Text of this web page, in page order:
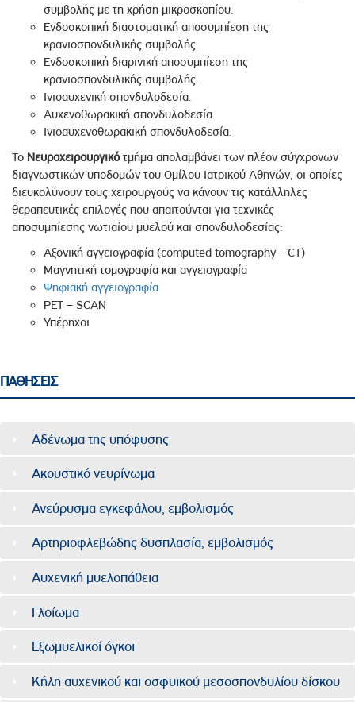
συμβολής με τη χρήση μικροσκοπίου.
Ενδοσκοπική διαστοματική αποσυμπίεση της
κρανιοσπονδυλικής συμβολής.
Ενδοσκοπική διαρινική αποσυμπίεση της
κρανιοσπονδυλικής συμβολής.
Ινιοαυχενική σπονδυλοδεσία.
Αυχενοθωρακική σπονδυλοδεσία.
Ινιοαυχενοθωρακική σπονδυλοδεσία.
Το Νευροχειρουργικότμήμα απολαμβάνει των πλέον σύγχρονων
διαγνωστικών υποδομών του Ομίλου Ιατρικού Αθηνών, οι οποίες
διευκολύνουν τους χειρουργούς να κάνουν τις κατάλληλες
θεραπευτικές επιλογές που απαιτούνται για τεχνικές
αποσυμπίεσης νωτιαίου μυελού και σπονδυλοδεσίας:
Αξονική αγγειογραφία (computed tomography - CT)
Μαγνητική τομογραφία και αγγειογραφία
Ψηφιακή αγγειογραφία
PET – SCAN
Υπέρηχοι
ΠΑΘΗΣΕΙΣ
Αδένωμα της υπόφυσης
Ακουστικό νευρίνωμα
Ανεύρυσμα εγκεφάλου, εμβολισμός
Αρτηριοφλεβώδης δυσπλασία, εμβολισμός
Αυχενική μυελοπάθεια
Γλοίωμα
Εξωμυελικοί όγκοι
Κήλη αυχενικού και οσφυϊκού μεσοσπονδυλίου δίσκου